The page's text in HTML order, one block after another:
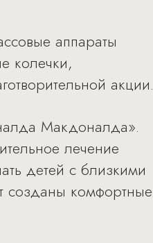
аппараты
колечки,
акции.
Макдоналда».
лечение
детей с близкими
созданы комфортные